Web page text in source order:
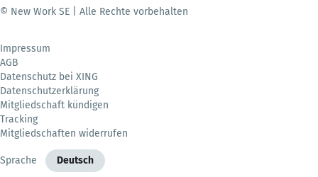
© New Work SE | Alle Rechte vorbehalten
Impressum
AGB
Datenschutz bei XING
Datenschutzerklärung
Mitgliedschaft kündigen
Tracking
Mitgliedschaften widerrufen
Sprache Deutsch